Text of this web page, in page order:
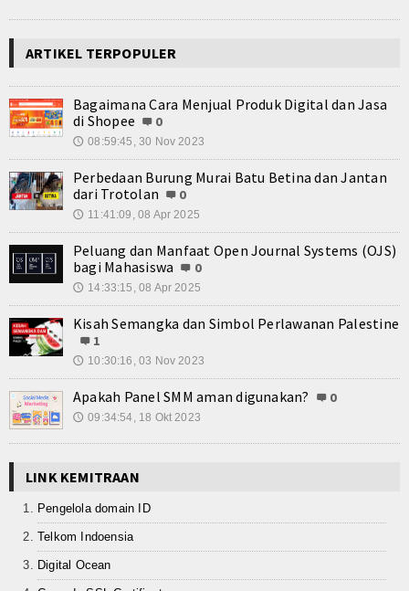
ARTIKEL TERPOPULER
Bagaimana Cara Menjual Produk Digital dan Jasa
di Shopee
0
🕔 08:59:45, 30 Nov 2023
Perbedaan Burung Murai Batu Betina dan Jantan
dari Trotolan
0
🕔 11:41:09, 08 Apr 2025
Peluang dan Manfaat Open Journal Systems (OJS)
bagi Mahasiswa
0
🕔 14:33:15, 08 Apr 2025
Kisah Semangka dan Simbol Perlawanan Palestine
1
🕔 10:30:16, 03 Nov 2023
Apakah Panel SMM aman digunakan? 0
🕔 09:34:54, 18 Okt 2023
LINK KEMITRAAN
Pengelola domain ID
Telkom Indoensia
Digital Ocean